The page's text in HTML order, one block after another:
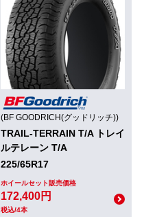
(BF GOODRICH(グッドリッチ))
TRAIL-TERRAIN T/A トレイ
ルテレーン T/A
225/65R17
ホイールセット販売価格
172,400円
税込/4本